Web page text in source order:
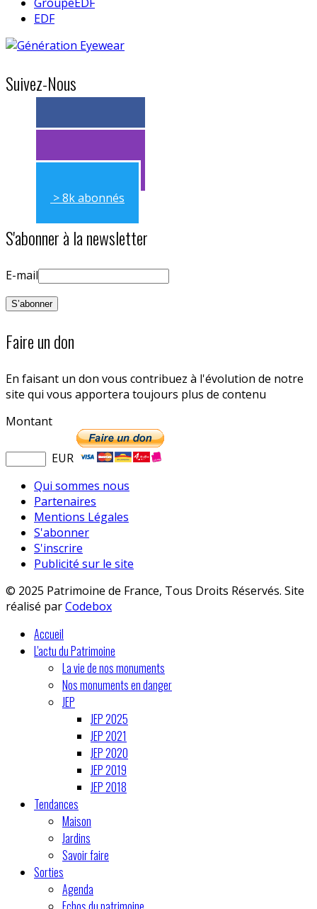
EDF
Suivez-Nous
> 11k abonnés
> 11k abonnés
> 8k abonnés
S'abonner à la newsletter
E-mail
Faire un don
En faisant un don vous contribuez à l'évolution de notre
site qui vous apportera toujours plus de contenu
Montant
EUR
Qui sommes nous
Partenaires
Mentions Légales
S'abonner
S'inscrire
Publicité sur le site
© 2025 Patrimoine de France, Tous Droits Réservés. Site
réalisé parCodebox
Accueil
L'actu du Patrimoine
La vie de nos monuments
Nos monuments en danger
JEP
JEP 2025
JEP 2021
JEP 2020
JEP 2019
JEP 2018
Tendances
Maison
Jardins
Savoir faire
Sorties
Agenda